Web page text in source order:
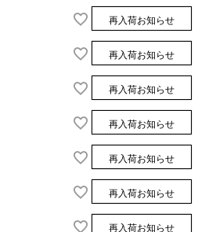
再入荷お知らせ
再入荷お知らせ
再入荷お知らせ
再入荷お知らせ
再入荷お知らせ
再入荷お知らせ
再入荷お知らせ